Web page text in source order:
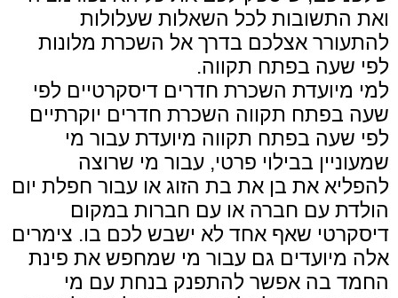
ואת התשובות לכל השאלות שעלולות
להתעורר אצלכם בדרך אל השכרת מלונות
לפי שעה בפתח תקווה.
למי מיועדת השכרת חדרים דיסקרטיים לפי
שעה בפתח תקווה השכרת חדרים יוקרתיים
לפי שעה בפתח תקווה מיועדת עבור מי
שמעוניין בבילוי פרטי, עבור מי שרוצה
להפליא את בן את בת הזוג או עבור חפלת יום
הולדת עם חברה או עם חברות במקום
דיסקרטי שאף אחד לא ישבש לכם בו. צימרים
אלה מיועדים גם עבור מי שמחפש את פינת
החמד בה אפשר להתפנק בנחת עם מי